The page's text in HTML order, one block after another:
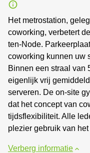
Het metrostation,
coworking, verbetert
ten-Node.
coworking kunnen uw
Binnen een straal van
eigenlijk vrij
serveren. De on-site
dat het concept van
tijdsflexibiliteit. Alle
plezier gebruik van
Verberg informatie